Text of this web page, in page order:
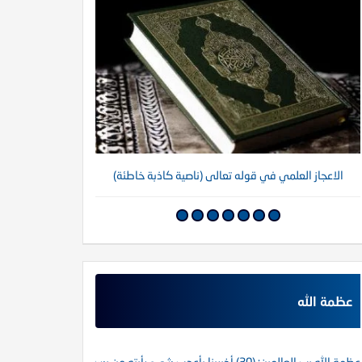
الاعجاز العلمي في قوله تعالى (ناصية كاذبة خاطئة)
عظمة الله